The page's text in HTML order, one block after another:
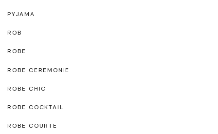
PYJAMA
ROB
ROBE
ROBE CEREMONIE
ROBE CHIC
ROBE COCKTAIL
ROBE COURTE